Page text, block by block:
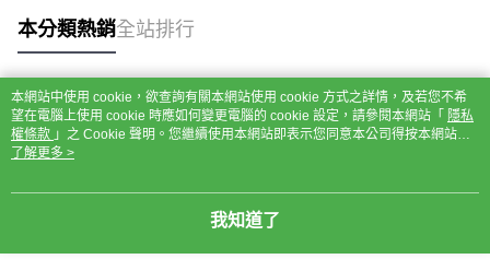
本分類熱銷全站排行
熱門標籤
本網站中使用 cookie，欲查詢有關本網站使用 cookie 方式之詳情，及若您不希
望在電腦上使用 cookie 時應如何變更電腦的 cookie 設定，請參閱本網站「 隱私
權條款 」之 Cookie 聲明。您繼續使用本網站即表示您同意本公司得按本網站使
用條款之 Cookie 聲明使用 cookie。
了解更多 >
我知道了